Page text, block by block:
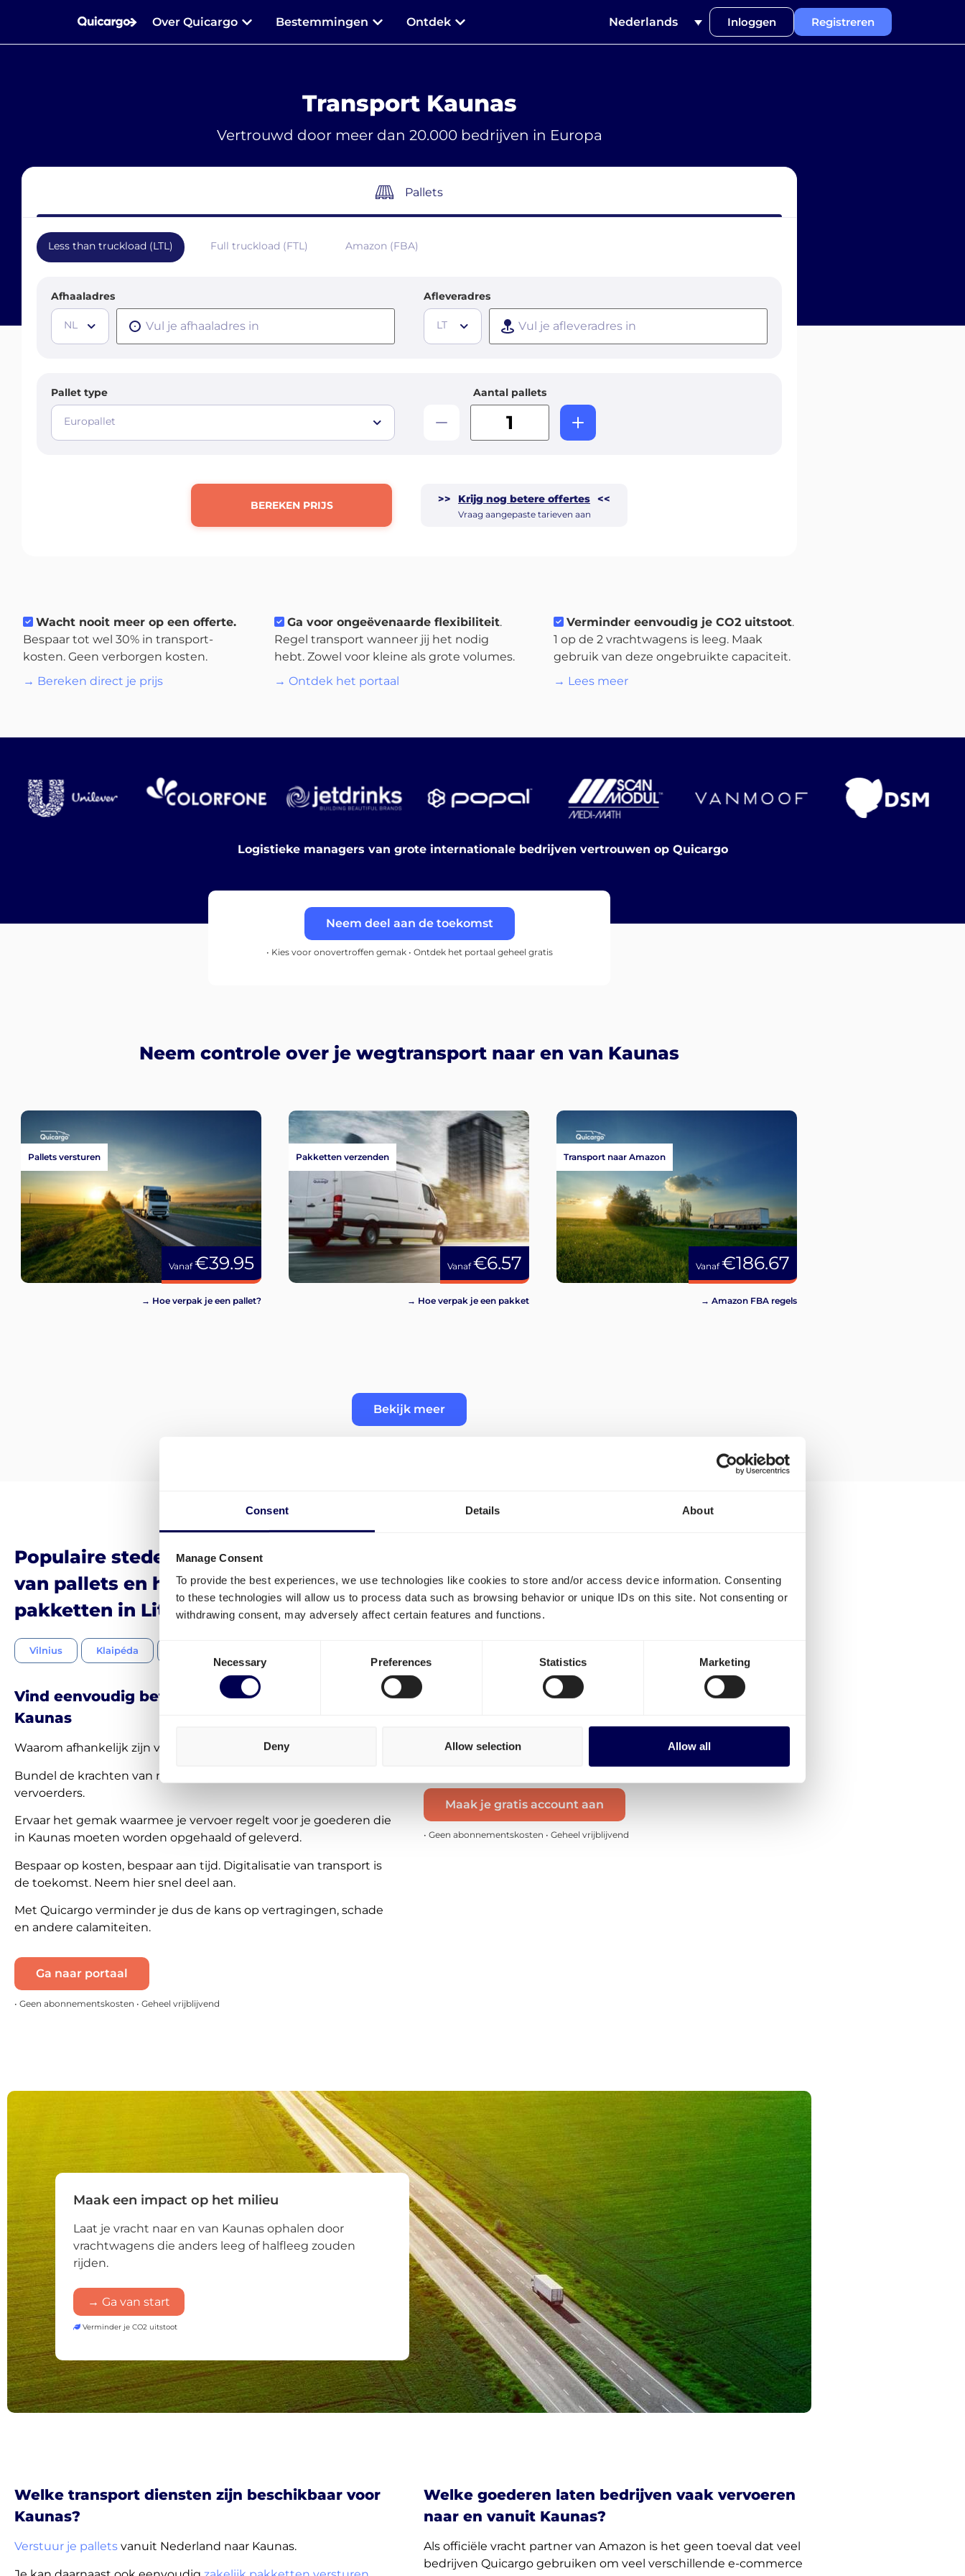
Consent Details About
Manage Consent
To provide the best experiences, we use technologies like cookies to store and/or access device information. Consenting
to these technologies will allow us to process data such as browsing behavior or unique IDs on this site. Not consenting or
withdrawing consent, may adversely affect certain features and functions.
Selection
Necessary Preferences Statistics Marketing
Deny Allow selection Allow all
Over Quicargo Bestemmingen Ontdek Nederlands Inloggen Registreren
Transport Kaunas
Vertrouwd door meer dan 20.000 bedrijven in Europa
Pallets
Less than truckload (LTL) Full truckload (FTL) Amazon (FBA)
Afhaaladres
NL
Afleveradres
LT
Pallet type
Europallet
Aantal pallets
BEREKEN PRIJS >> Krijg nog betere offertes <<
Vraag aangepaste tarieven aan
Wacht nooit meer op een offerte.
Bespaar tot wel 30% in transport-
kosten. Geen verborgen kosten.
→ Bereken direct je prijs
Ga voor ongeëvenaarde flexibiliteit.
Regel transport wanneer jij het nodig
hebt. Zowel voor kleine als grote volumes.
→ Ontdek het portaal
Verminder eenvoudig je CO2 uitstoot.
1 op de 2 vrachtwagens is leeg. Maak
gebruik van deze ongebruikte capaciteit.
→ Lees meer
Logistieke managers van grote internationale bedrijven vertrouwen op Quicargo
Neem deel aan de toekomst
• Kies voor onovertroffen gemak • Ontdek het portaal geheel gratis
Neem controle over je wegtransport naar en van Kaunas
Vanaf€39.95
Pallets versturen
→ Hoe verpak je een pallet?
Vanaf€6.57
Pakketten verzenden
→ Hoe verpak je een pakket
Vanaf€186.67
Transport naar Amazon
→ Amazon FBA regels
Bekijk meer
Populaire steden voor het versturen
van pallets en het leveren van
pakketten in Litouwen
Vilnius Klaipéda
Vind eenvoudig betrouwbaar transport voor
Kaunas
Waarom afhankelijk zijn van één vervoerder?
Bundel de krachten van meer dan 300 betrouwbare Europese
vervoerders.
Ervaar het gemak waarmee je vervoer regelt voor je goederen die
in Kaunas moeten worden opgehaald of geleverd.
Bespaar op kosten, bespaar aan tijd. Digitalisatie van transport is
de toekomst. Neem hier snel deel aan.
Met Quicargo verminder je dus de kans op vertragingen, schade
en andere calamiteiten.
Ga naar portaal
• Geen abonnementskosten • Geheel vrijblijvend
Kaunas?
In het portaal kan je direct transport in boeken voor de volgende
routes:
Transport van Litouwen naar Nederland
Deze tarieven zijn incl. dieseltoeslagen, excl. BTW.
Voor andere routes kan je eenofferte aanvragen. Bijvoorbeeld
voor transport van
Sofianaar Kaunas of van
Maak je gratis account aan
• Geen abonnementskosten • Geheel vrijblijvend
Maak een impact op het milieu
Laat je vracht naar en van Kaunas ophalen door
vrachtwagens die anders leeg of halfleeg zouden
rijden.
→ Ga van start
Verminder je CO2 uitstoot
Welke transport diensten zijn beschikbaar voor
Kaunas?
Verstuur je pallets vanuit Nederland naar Kaunas.
Welke goederen laten bedrijven vaak vervoeren
naar en vanuit Kaunas?
Als officiële vracht partner van Amazon is het geen toeval dat veel
bedrijven Quicargo gebruiken om veel verschillende e-commerce